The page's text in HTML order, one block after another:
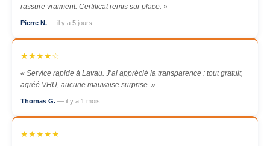
rassure vraiment. Certificat remis sur place. »
Pierre N. — il y a 5 jours
★★★★☆
« Service rapide à Lavau. J’ai apprécié la transparence : tout gratuit,
agréé VHU, aucune mauvaise surprise. »
Thomas G. — il y a 1 mois
★★★★★